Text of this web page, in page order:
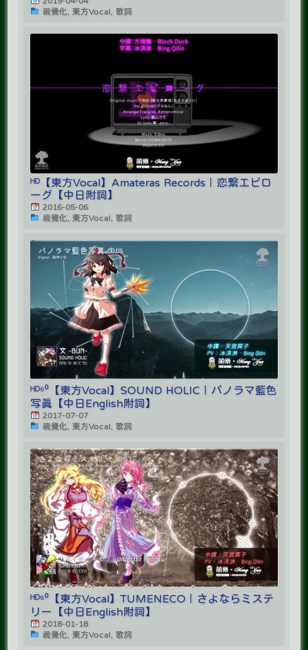
視覺化, 東方Vocal, 歌詞
ᴴᴰ【東方Vocal】Amateras Records｜恋繋エピロ
ーグ【中日附詞】
2016-05-06
視覺化, 東方Vocal, 歌詞
ᴴᴰ⁶⁰【東方Vocal】SOUND HOLIC｜パノラマ藍色
写真【中日English附詞】
2017-07-07
視覺化, 東方Vocal, 歌詞
ᴴᴰ⁶⁰【東方Vocal】TUMENECO｜さよならミステ
リー【中日English附詞】
2018-01-18
視覺化, 東方Vocal, 歌詞